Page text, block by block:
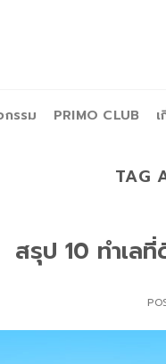
กรรม PRIMO CLUB
TAG
สรุป 10 ทำเล